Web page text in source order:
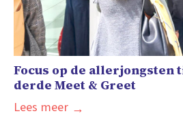
Focus op de allerjongsten
derde Meet & Greet
Lees meer